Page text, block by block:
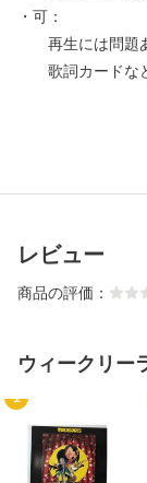
・可：
再生には問題あ
歌詞カードなど
レビュー
商品の評価：
ウィークリー
1